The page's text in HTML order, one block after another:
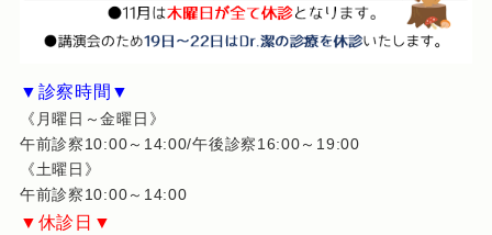
▼診察時間▼
《月曜日～金曜日》
午前診察10:00～14:00/午後診察16:00～19:00
《土曜日》
午前診察10:00～14:00
▼休診日▼